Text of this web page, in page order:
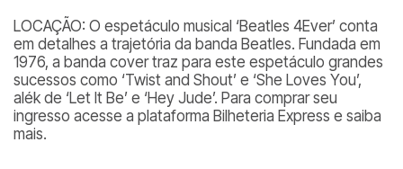
LOCAÇÃO: O espetáculo musical ‘Beatles 4Ever’ conta
em detalhes a trajetória da banda Beatles. Fundada em
1976, a banda cover traz para este espetáculo grandes
sucessos como ‘Twist and Shout’ e ‘She Loves You’,
alék de ‘Let It Be’ e ‘Hey Jude’. Para comprar seu
ingresso acesse a plataforma Bilheteria Express e saiba
mais.